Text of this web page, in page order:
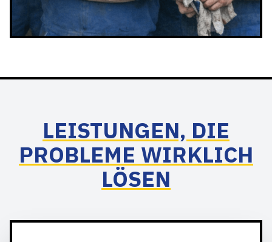
LEISTUNGEN, DIE
PROBLEME WIRKLICH
LÖSEN